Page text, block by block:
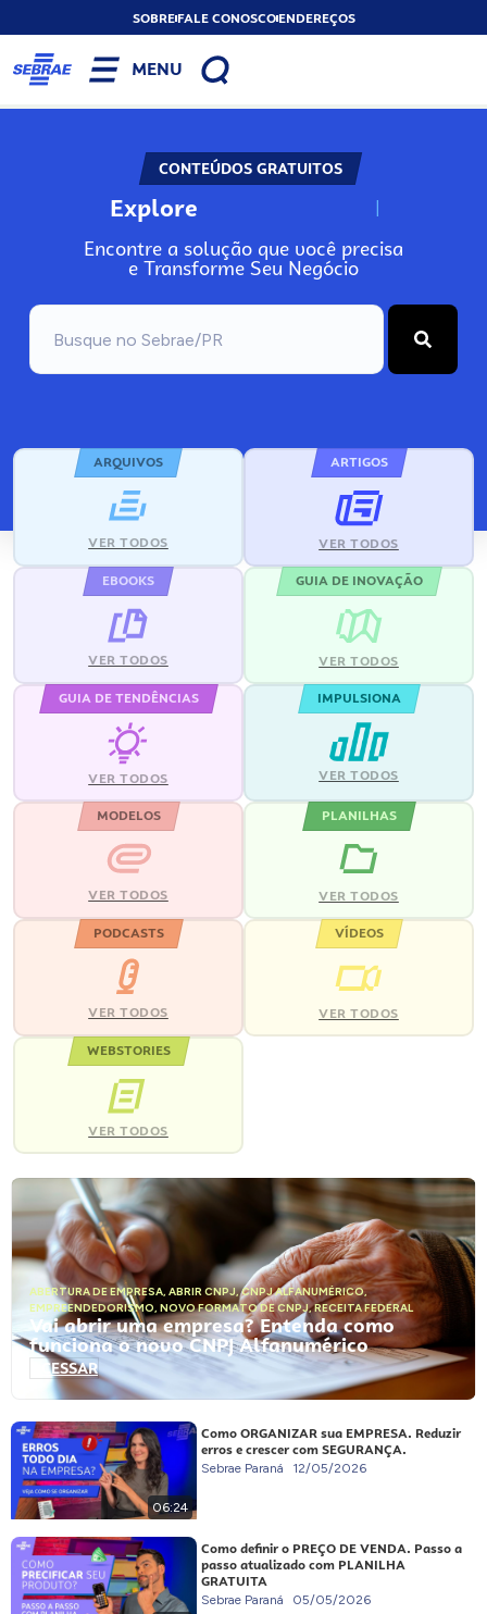
SOBREFALE CONOSCOENDEREÇOS
MENU
CONTEÚDOS GRATUITOS
Explore N
Encontre a solução que você precisa
e Transforme Seu Negócio
ARQUIVOS
VER TODOS
ARTIGOS
VER TODOS
EBOOKS
VER TODOS
GUIA DE INOVAÇÃO
VER TODOS
GUIA DE TENDÊNCIAS
VER TODOS
IMPULSIONA
VER TODOS
MODELOS
VER TODOS
PLANILHAS
VER TODOS
PODCASTS
VER TODOS
VÍDEOS
VER TODOS
WEBSTORIES
VER TODOS
ABERTURA DE EMPRESA, ABRIR CNPJ,CNPJ ALFANUMÉRICO,
EMPREENDEDORISMO, NOVO FORMATO DE CNPJ,RECEITA FEDERAL
Vai abrir uma empresa? Entenda como
funciona o novo CNPJ Alfanumérico
ACESSAR
06:24
Como ORGANIZAR sua EMPRESA. Reduzir
erros e crescer com SEGURANÇA.
Sebrae Paraná 12/05/2026
Como definir o PREÇO DE VENDA. Passo a
passo atualizado com PLANILHA
GRATUITA
Sebrae Paraná 05/05/2026